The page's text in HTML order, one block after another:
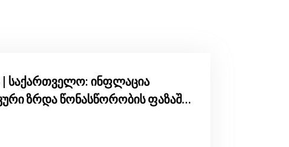
| საქართველო: ინფლაცია
ზრდა წონასწორობის ფაზაში